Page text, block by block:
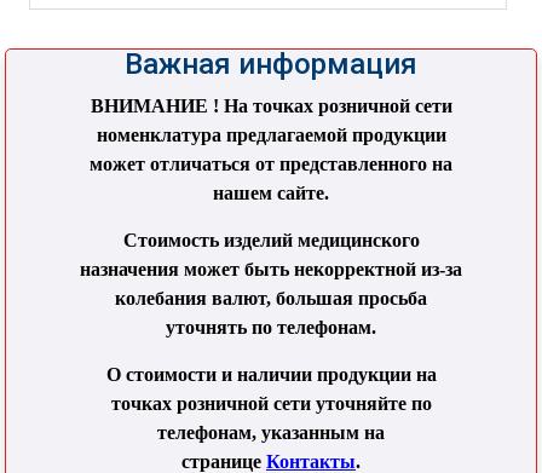
Важная информация
ВНИМАНИЕ ! На точках розничной сети
номенклатура предлагаемой продукции
может отличаться от представленного на
нашем сайте.
Стоимость изделий медицинского
назначения может быть некорректной из-за
колебания валют, большая просьба
уточнять по телефонам.
О стоимости и наличии продукции на
точках розничной сети уточняйте по
телефонам, указанным на
странице Контакты.